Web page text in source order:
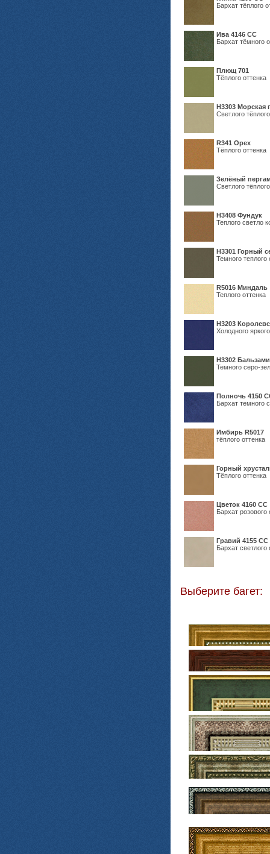
Бархат тёплого
Ива 4146 СС
Бархат тёмного
Плющ 701
Тёплого оттенка
H3303 Морская
Светлого
R341 Орех
Тёплого оттенка
Зелёный
Светлого
Н3408 Фундук
Теплого светло
Н3301 Горный
Темного теплого
R5016 Миндаль
Теплого оттенка
Н3203
Холодного
Н3302
Темного серо-
Полночь 4150
Бархат темного
Имбирь R5017
тёплого оттенка
Горный
Тёплого оттенка
Цветок 4160 СС
Бархат розового
Гравий 4155 СС
Бархат светлого
Выберите багет: